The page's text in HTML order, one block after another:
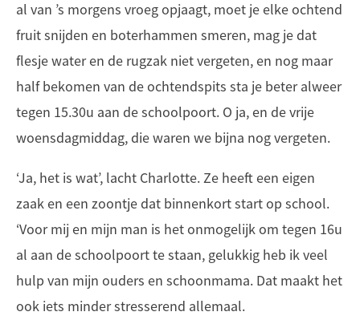
al van ’s morgens vroeg opjaagt, moet je elke ochtend
fruit snijden en boterhammen smeren, mag je dat
flesje water en de rugzak niet vergeten, en nog maar
half bekomen van de ochtendspits sta je beter alweer
tegen 15.30u aan de schoolpoort. O ja, en de vrije
woensdagmiddag, die waren we bijna nog vergeten.
‘Ja, het is wat’, lacht Charlotte. Ze heeft een eigen
zaak en een zoontje dat binnenkort start op school.
‘Voor mij en mijn man is het onmogelijk om tegen 16u
al aan de schoolpoort te staan, gelukkig heb ik veel
hulp van mijn ouders en schoonmama. Dat maakt het
ook iets minder stresserend allemaal.